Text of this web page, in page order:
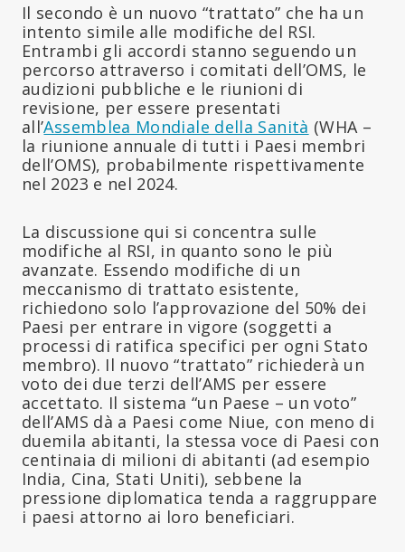
Il secondo è un nuovo “trattato” che ha un
intento simile alle modifiche del RSI.
Entrambi gli accordi stanno seguendo un
percorso attraverso i comitati dell’OMS, le
audizioni pubbliche e le riunioni di
revisione, per essere presentati
all’Assemblea Mondiale della Sanità (WHA –
la riunione annuale di tutti i Paesi membri
dell’OMS), probabilmente rispettivamente
nel 2023 e nel 2024.
La discussione qui si concentra sulle
modifiche al RSI, in quanto sono le più
avanzate. Essendo modifiche di un
meccanismo di trattato esistente,
richiedono solo l’approvazione del 50% dei
Paesi per entrare in vigore (soggetti a
processi di ratifica specifici per ogni Stato
membro). Il nuovo “trattato” richiederà un
voto dei due terzi dell’AMS per essere
accettato. Il sistema “un Paese – un voto”
dell’AMS dà a Paesi come Niue, con meno di
duemila abitanti, la stessa voce di Paesi con
centinaia di milioni di abitanti (ad esempio
India, Cina, Stati Uniti), sebbene la
pressione diplomatica tenda a raggruppare
i paesi attorno ai loro beneficiari.